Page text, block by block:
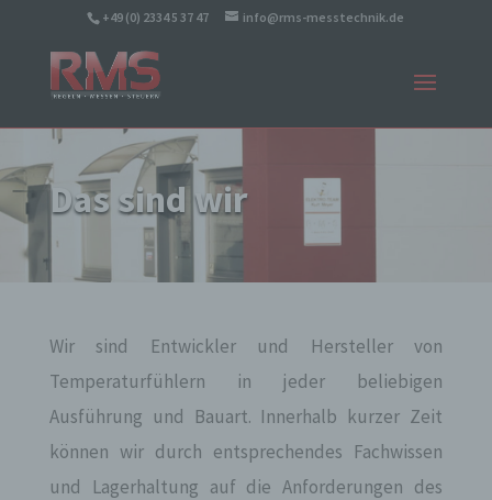
+49 (0) 2334 5 37 47 info@rms-messtechnik.de
Das sind wir
Wir sind Entwickler und Hersteller von
Temperaturfühlern in jeder beliebigen
Ausführung und Bauart. Innerhalb kurzer Zeit
können wir durch entsprechendes Fachwissen
und Lagerhaltung auf die Anforderungen des